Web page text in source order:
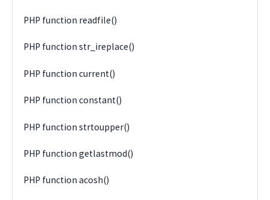
PHP function readfile()
PHP function str_ireplace()
PHP function current()
PHP function constant()
PHP function strtoupper()
PHP function getlastmod()
PHP function acosh()